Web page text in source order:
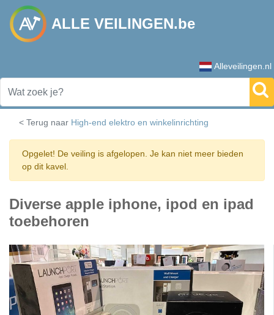
ALLE VEILINGEN.be
Alleveilingen.nl
< Terug naar High-end elektro en winkelinrichting
Opgelet! De veiling is afgelopen. Je kan niet meer bieden
op dit kavel.
Diverse apple iphone, ipod en ipad
toebehoren